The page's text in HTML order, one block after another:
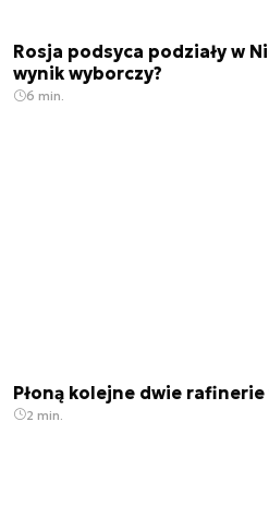
Rosja podsyca podziały w
wynik wyborczy?
6 min.
Płoną kolejne dwie rafinerie
2 min.